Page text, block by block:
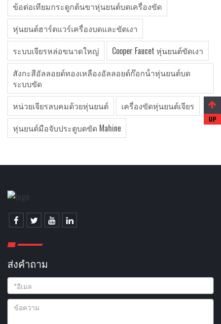
ข้อต่อเทียมกระดูกต้นขาหุ่นยนต์บดเครื่องขัด
หุ่นยนต์ฮาร์ดแวร์เครื่องบดและขัดเงา
ระบบเจียรหล่อขนาดใหญ่
Cooper Faucet หุ่นยนต์ขัดเงา
สังกะสีอัลลอยด์ทองเหลืองอัลลอยด์ก๊อกน้ําหุ่นยนต์บด
ระบบขัด
หน่วยเจียรลบคมด้วยหุ่นยนต์
เครื่องขัดหุ่นยนต์เจียร
หุ่นยนต์มือจับประตูบดขัด Mahine
ส่งคําถาม